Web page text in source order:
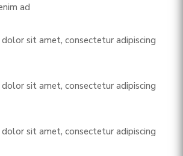
ad
sit amet, consectetur adipiscing
sit amet, consectetur adipiscing
sit amet, consectetur adipiscing